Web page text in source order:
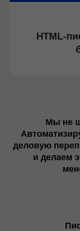
HTML-
Мы не
деловую
и делаем